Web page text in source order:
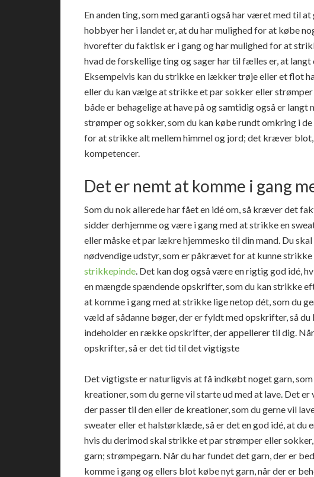
En anden ting, som med garanti også har været med til
hobbyer her i landet er, at du har mulighed for at købe
hvorefter du faktisk er i gang og har mulighed for at
hvad de forskellige ting og sager har til fælles er, at
Eksempelvis kan du strikke en lækker trøje eller et flot
eller du kan vælge at strikke et par sokker eller
både er behagelige at have på og samtidig også er
strømper og sokker, som du kan købe rundt omkring i
for at strikke alt mellem himmel og jord; det kræver blot,
kompetencer.
Det er nemt at komme i gang
Som du nok allerede har fået en idé om, så kræver det
sidder derhjemme og være i gang med at strikke en
eller måske et par lækre hjemmesko til din mand. Du
nødvendige udstyr, som er påkrævet for at kunne
strikkepinde. Det kan dog også være en rigtig god idé,
en mængde spændende opskrifter, som du kan strikke
at komme i gang med at strikke lige netop dét, som du
væld af sådanne bøger, der er fyldt med opskrifter, så du
indeholder en række opskrifter, der appellerer til dig.
opskrifter, så er det tid til det vigtigste
Det vigtigste er naturligvis at få indkøbt noget garn,
kreationer, som du gerne vil starte ud med at lave. Det
der passer til den eller de kreationer, som du gerne vil
sweater eller et halstørklæde, så er det en god idé, at du
hvis du derimod skal strikke et par strømper eller
garn; strømpegarn. Når du har fundet det garn, der er
komme i gang og ellers blot købe nyt garn, når der er